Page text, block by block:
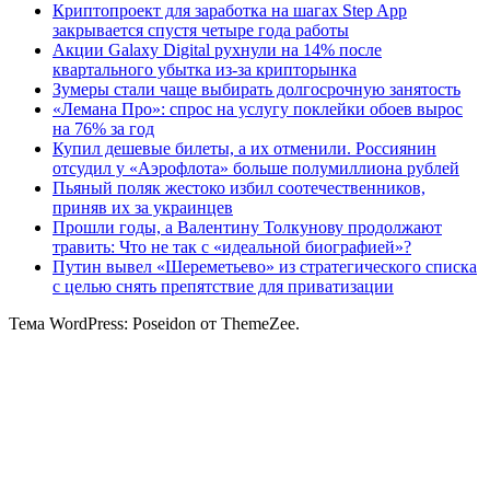
Криптопроект для заработка на шагах Step App
закрывается спустя четыре года работы
Акции Galaxy Digital рухнули на 14% после
квартального убытка из-за крипторынка
Зумеры стали чаще выбирать долгосрочную занятость
«Лемана Про»: спрос на услугу поклейки обоев вырос
на 76% за год
Купил дешевые билеты, а их отменили. Россиянин
отсудил у «Аэрофлота» больше полумиллиона рублей
Пьяный поляк жестоко избил соотечественников,
приняв их за украинцев
Прошли годы, а Валентину Толкунову продолжают
травить: Что не так с «идеальной биографией»?
Путин вывел «Шереметьево» из стратегического списка
с целью снять препятствие для приватизации
Тема WordPress: Poseidon от ThemeZee.